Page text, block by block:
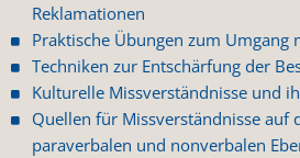
Reklamationen
Praktische Übungen zum Umgang
Techniken zur Entschärfung der
Kulturelle Missverständnisse und
Quellen für Missverständnisse auf
paraverbalen und nonverbalen